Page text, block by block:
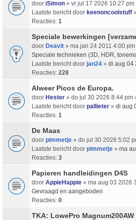
door iSimon » vr jul 17 2026 10:27 pm
Laatste bericht door keenoncoolstuff »
Reacties: 1
Speciale bewerkingen
door Deavit » ma jan 24 2011 4:00 pm
Speciale technieken (3D, HDR,
Laatste bericht door jan24 » di aug 04
Reacties: 228
Alweer Picos de Europa.
door Hester » do jul 30 2026 8:44 pm
Laatste bericht door pallieter » di aug
Reacties: 1
De Maas
door pimmetje » do jul 30 2026 5:02
Laatste bericht door pimmetje » ma
Reacties: 3
Papieren handleidingen D4S
door AppieHappie » ma aug 03 2026
Gevraagd en aangeboden
Reacties: 0
TKA: LowePro